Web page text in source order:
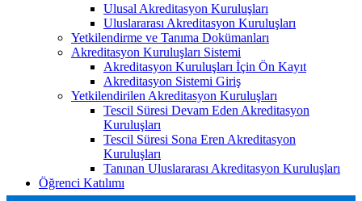
Ulusal Akreditasyon Kuruluşları
Uluslararası Akreditasyon Kuruluşları
Yetkilendirme ve Tanıma Dokümanları
Akreditasyon Kuruluşları Sistemi
Akreditasyon Kuruluşları İçin Ön Kayıt
Akreditasyon Sistemi Giriş
Yetkilendirilen Akreditasyon Kuruluşları
Tescil Süresi Devam Eden Akreditasyon
Kuruluşları
Tescil Süresi Sona Eren Akreditasyon
Kuruluşları
Tanınan Uluslararası Akreditasyon Kuruluşları
Öğrenci Katılımı